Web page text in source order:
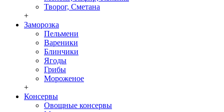
Творог, Сметана
+
Заморозка
Пельмени
Вареники
Блинчики
Ягоды
Грибы
Мороженое
+
Консервы
Овощные консервы